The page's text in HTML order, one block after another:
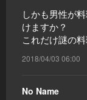
しかも男性が
けますか？
これだけ謎の
2018/04/03 06:00
No Name